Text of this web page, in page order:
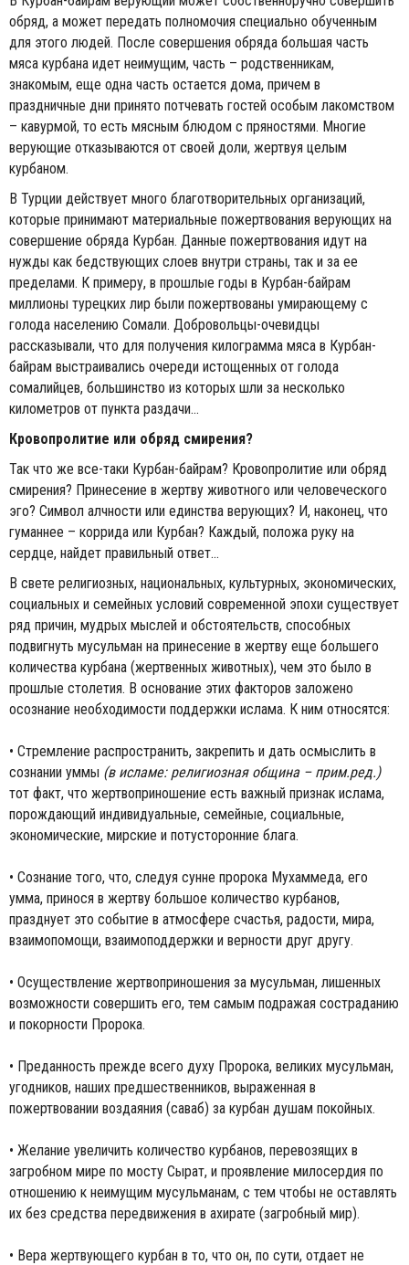
обряд, а может передать полномочия специально обученным
для этого людей. После совершения обряда большая часть
мяса курбана идет неимущим, часть – родственникам,
знакомым, еще одна часть остается дома, причем в
праздничные дни принято потчевать гостей особым лакомством
– кавурмой, то есть мясным блюдом с пряностями. Многие
верующие отказываются от своей доли, жертвуя целым
курбаном.
В Турции действует много благотворительных организаций,
которые принимают материальные пожертвования верующих на
совершение обряда Курбан. Данные пожертвования идут на
нужды как бедствующих слоев внутри страны, так и за ее
пределами. К примеру, в прошлые годы в Курбан-байрам
миллионы турецких лир были пожертвованы умирающему с
голода населению Сомали. Добровольцы-очевидцы
рассказывали, что для получения килограмма мяса в Курбан-
байрам выстраивались очереди истощенных от голода
сомалийцев, большинство из которых шли за несколько
километров от пункта раздачи...
Кровопролитие или обряд смирения?
Так что же все-таки Курбан-байрам? Кровопролитие или обряд
смирения? Принесение в жертву животного или человеческого
эго? Символ алчности или единства верующих? И, наконец, что
гуманнее – коррида или Курбан? Каждый, положа руку на
сердце, найдет правильный ответ...
В свете религиозных, национальных, культурных, экономических,
социальных и семейных условий современной эпохи существует
ряд причин, мудрых мыслей и обстоятельств, способных
подвигнуть мусульман на принесение в жертву еще большего
количества курбана (жертвенных животных), чем это было в
прошлые столетия. В основание этих факторов заложено
осознание необходимости поддержки ислама. К ним относятся:
• Стремление распространить, закрепить и дать осмыслить в
сознании уммы (в исламе: религиозная община – прим.ред.)
тот факт, что жертвоприношение есть важный признак ислама,
порождающий индивидуальные, семейные, социальные,
экономические, мирские и потусторонние блага.
• Сознание того, что, следуя сунне пророка Мухаммеда, его
умма, принося в жертву большое количество курбанов,
празднует это событие в атмосфере счастья, радости, мира,
взаимопомощи, взаимоподдержки и верности друг другу.
• Осуществление жертвоприношения за мусульман, лишенных
возможности совершить его, тем самым подражая состраданию
и покорности Пророка.
• Преданность прежде всего духу Пророка, великих мусульман,
угодников, наших предшественников, выраженная в
пожертвовании воздаяния (саваб) за курбан душам покойных.
• Желание увеличить количество курбанов, перевозящих в
загробном мире по мосту Сырат, и проявление милосердия по
отношению к неимущим мусульманам, с тем чтобы не оставлять
их без средства передвижения в ахирате (загробный мир).
• Вера жертвующего курбан в то, что он, по сути, отдает не